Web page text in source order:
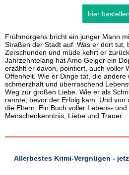
hier bestellen
Frühmorgens bricht ein junger Mann
Straßen der Stadt auf. Was er dort tut,
Zerschunden und müde kehrt er
Jahrzehntelang hat Arno Geiger ein
erzählt er davon, pointiert, auch voller
Offenheit. Wie er Dinge tat, die andere
schmerzhaft und überraschend
Weg zur großen Liebe. Wie er als
rannte, bevor der Erfolg kam. Und von
die Eltern. Ein Buch voller Lebens-
Menschenkenntnis, Liebe und Trauer.
Allerbestes Krimi-Vergnügen -